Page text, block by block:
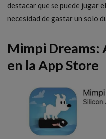
destacar que se puede jugar
necesidad de gastar un solo
Mimpi Dreams:
en la App Store